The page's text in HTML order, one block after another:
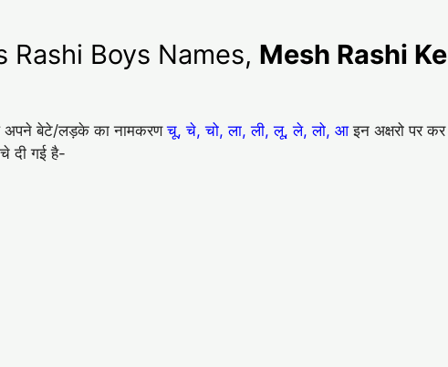
Rashi Boys Names, Mesh Rashi Ke
अपने बेटे/लड़के का नामकरणचू, चे, चो, ला, ली, लू, ले, लो, आइन अक्षरो पर कर
दी गई है-